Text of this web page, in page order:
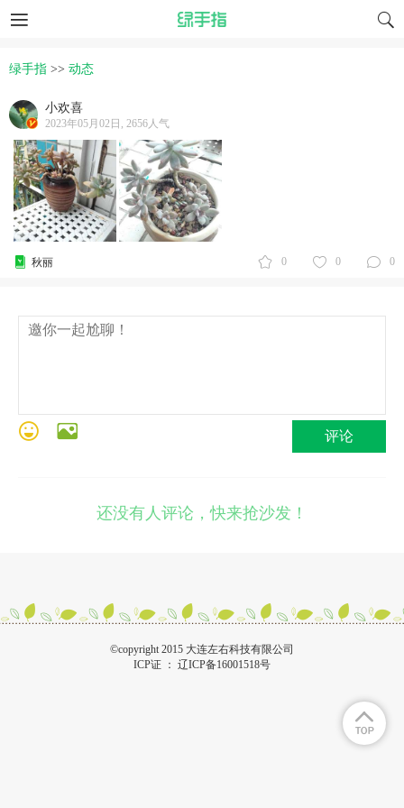
绿手指 >> 动态
小欢喜
2023年05月02日, 2656人气
0 0 0
秋丽
评论
还没有人评论，快来抢沙发！
©copyright 2015 大连左右科技有限公司
ICP证 ： 辽ICP备16001518号